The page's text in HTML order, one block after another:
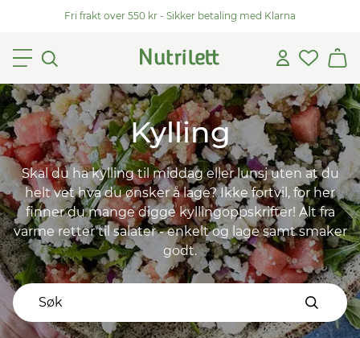
Fri frakt over 550 kr - Sikker betaling med Klarna
Kylling
Skal du ha kylling til middag eller lunsj uten at du
helt vet hva du ønsker å lage? Ikke fortvil, for her
finner du mange digge kyllingoppskrifter! Alt fra
varme retter til salater - enkelt og lage samt smaker
godt.